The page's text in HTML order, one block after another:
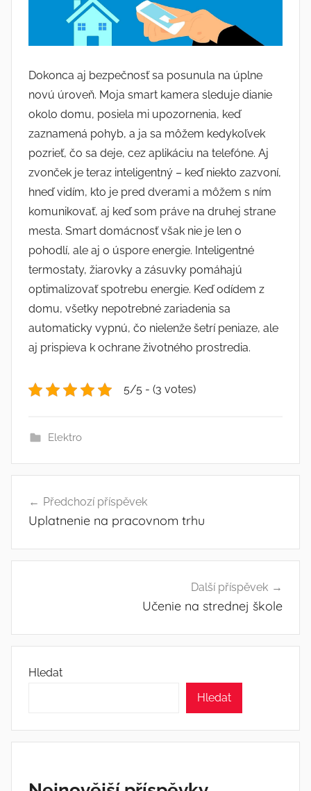
Dokonca aj bezpečnosť sa posunula na úplne
novú úroveň. Moja smart kamera sleduje dianie
okolo domu, posiela mi upozornenia, keď
zaznamená pohyb, a ja sa môžem kedykoľvek
pozrieť, čo sa deje, cez aplikáciu na telefóne. Aj
zvonček je teraz inteligentný – keď niekto zazvoní,
hneď vidím, kto je pred dverami a môžem s ním
komunikovať, aj keď som práve na druhej strane
mesta. Smart domácnosť však nie je len o
pohodlí, ale aj o úspore energie. Inteligentné
termostaty, žiarovky a zásuvky pomáhajú
optimalizovať spotrebu energie. Keď odídem z
domu, všetky nepotrebné zariadenia sa
automaticky vypnú, čo nielenže šetrí peniaze, ale
aj prispieva k ochrane životného prostredia.
5/5 - (3 votes)
Elektro
pro Předchozí příspěvek
Uplatnenie na pracovnom trhu
Další příspěvek
Učenie na strednej škole
Hledat
Hledat